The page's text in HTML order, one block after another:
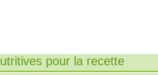
pour la recette